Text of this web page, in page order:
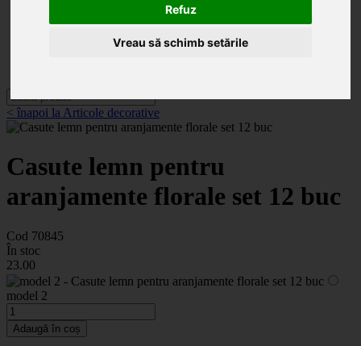
Refuz
Vreau să schimb setările
Categorii
< înapoi la Articole decorative
Casute lemn pentru
aranjamente florale set 12 buc
Cod 70845
În stoc
23.00
model 2
Adaugă în coș